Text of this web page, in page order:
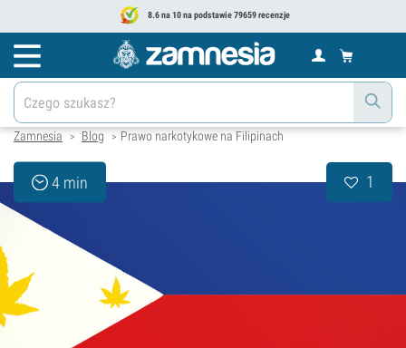
8.6 na 10 na podstawie 79659 recenzje
Zamnesia > Blog > Prawo narkotykowe na Filipinach
4 min 1